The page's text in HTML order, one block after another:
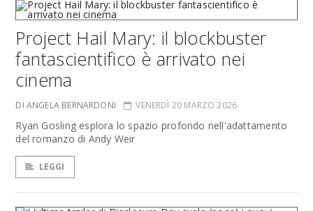
Project Hail Mary: il blockbuster
fantascientifico è arrivato nei
cinema
DI ANGELA BERNARDONI VENERDÌ 20 MARZO 2026
Ryan Gosling esplora lo spazio profondo nell'adattamento
del romanzo di Andy Weir
LEGGI